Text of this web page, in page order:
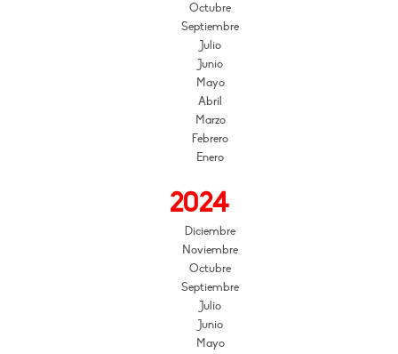
Octubre
Septiembre
Julio
Junio
Mayo
Abril
Marzo
Febrero
Enero
2024
Diciembre
Noviembre
Octubre
Septiembre
Julio
Junio
Mayo